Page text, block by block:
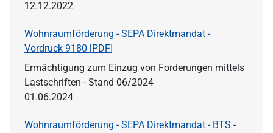
12.12.2022
Wohnraumförderung - SEPA Direktmandat -
Vordruck 9180 [PDF]
Ermächtigung zum Einzug von Forderungen mittels
Lastschriften - Stand 06/2024
01.06.2024
Wohnraumförderung - SEPA Direktmandat - BTS -